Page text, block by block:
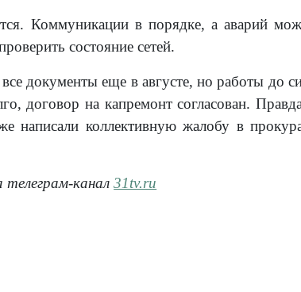
Коммуникации в порядке, а аварий
состояние сетей.
документы еще в августе, но работы до
договор на капремонт согласован.
написали коллективную жалобу в
телеграм-канал31tv.ru